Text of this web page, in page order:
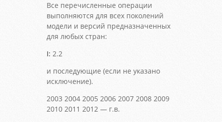
Все перечисленные операции
выполняются для всех поколений
модели и версий предназначенных
для любых стран:
I: 2.2
и последующие (если не указано
исключение).
2003 2004 2005 2006 2007 2008 2009
2010 2011 2012 — г.в.